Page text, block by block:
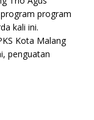
program
kali ini.
Kota Malang
penguatan